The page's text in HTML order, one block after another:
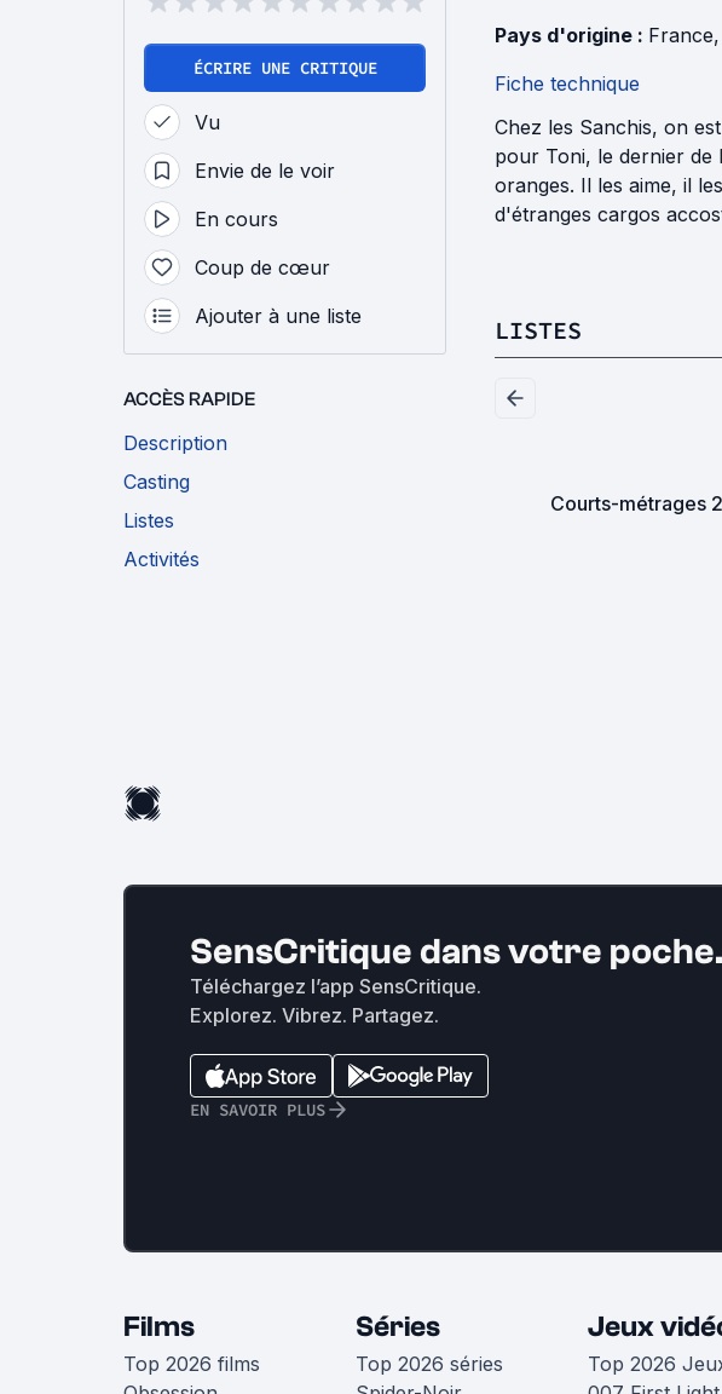
ÉCRIRE UNE CRITIQUE
Vu
Envie de le voir
En cours
Coup de cœur
Ajouter à une liste
ACCÈS RAPIDE
Description
Casting
Listes
Activités
Pays d'origine : France,
Fiche technique
Chez les Sanchis, on
pour Toni, le dernier de
oranges. Il les aime, il
d'étranges cargos
LISTES
Courts-métrages
SensCritique dans votre poche.
Téléchargez l’app SensCritique.
Explorez. Vibrez. Partagez.
EN SAVOIR PLUS
Films
Top 2026 films
Séries
Top 2026 séries
Jeux
Top 2026